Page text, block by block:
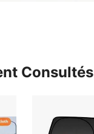
Consultés